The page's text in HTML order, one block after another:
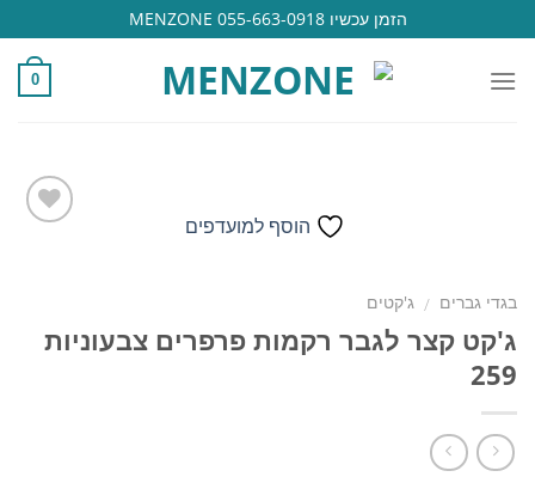
to
content
הזמן עכשיו 055-663-0918 MENZONE
0
הוסף למועדפים
בגדי גברים / ג'קטים
ג'קט קצר לגבר רקמות פרפרים צבעוניות
259